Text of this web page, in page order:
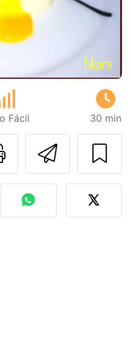
Fácil 30 min
Imprima
com o autor